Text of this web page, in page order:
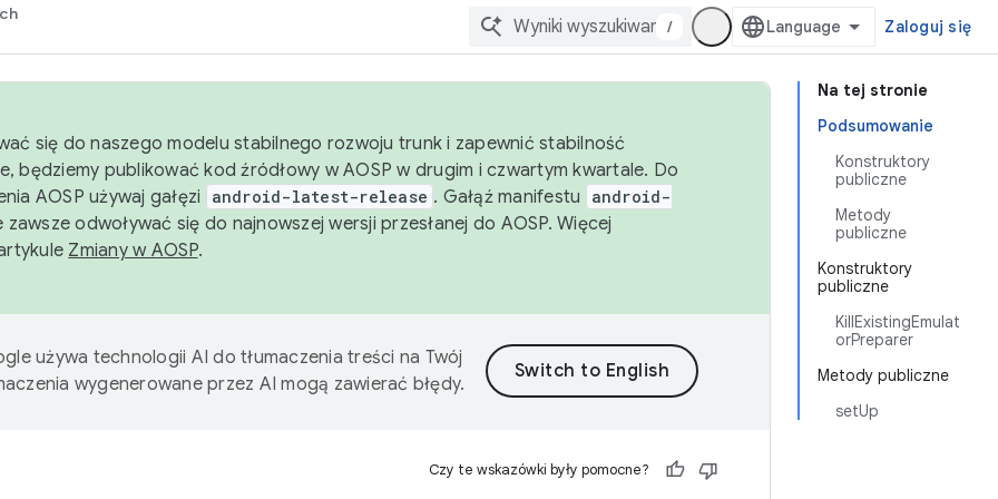
/ Zaloguj się
Na tej stronie
Podsumowanie
Konstruktory
publiczne
Metody
publiczne
Konstruktory
publiczne
KillExistingEmulat
orPreparer
Metody publiczne
setUp
się do naszego modelu stabilnego rozwoju trunk i zapewnić stabilność
będziemy publikować kod źródłowy w AOSP w drugim i czwartym kwartale. Do
AOSP używaj gałęzi
android-latest-release . Gałąź manifestu android-
odwoływać się do najnowszej wersji przesłanej do AOSP. Więcej
Zmiany w AOSP.
używa technologii AI do tłumaczenia treści na Twój
wygenerowane przez AI mogą zawierać błędy.
Czy te wskazówki były pomocne?